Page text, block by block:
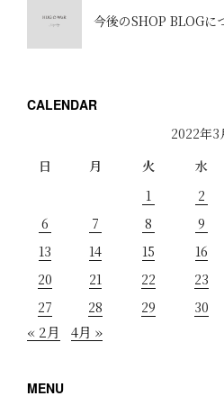
今後のSHOP BLOGに
CALENDAR
2022年3
日
月 火 水
1
2
6
7 8 9
13
14 15 16
20
21 22 23
27
28 29 30
« 2月 4月 »
MENU